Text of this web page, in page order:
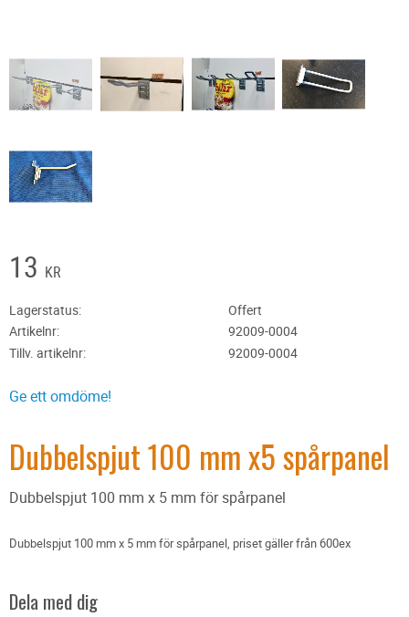
13 KR
Lagerstatus
Offert
Artikelnr
92009-0004
Tillv. artikelnr
92009-0004
Ge ett omdöme!
Dubbelspjut 100 mm x5 spårpanel
Dubbelspjut 100 mm x 5 mm för spårpanel
Dubbelspjut 100 mm x 5 mm för spårpanel, priset gäller från 600ex
Dela med dig